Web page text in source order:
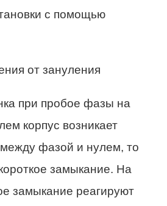
с помощью
при пробое фазы на
корпус возникает
фазой и нулем, то
замыкание. На
замыкание реагируют